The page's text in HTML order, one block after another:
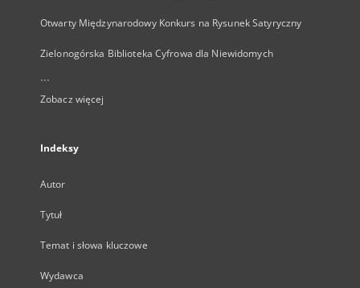
Otwarty Międzynarodowy Konkurs na Rysunek Satyryczny
Zielonogórska Biblioteka Cyfrowa dla Niewidomych
...
Zobacz więcej
Indeksy
Autor
Tytuł
Temat i słowa kluczowe
Wydawca